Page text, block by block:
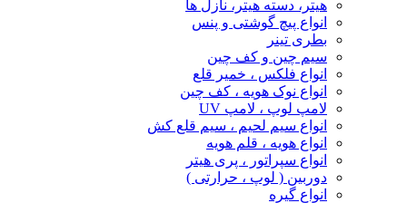
هیتر، دسته هیتر، نازل ها
انواع پیچ‌ گوشتی و پنس
بطری تینر
سیم چین و کف چین
انواع فلکس ، خمیر قلع
انواع نوک هویه ، کف چین
لامپ لوپ ، لامپ UV
انواع سیم لحیم ، سیم قلع کش
انواع هویه ، قلم هویه
انواع سپراتور ، پری هیتر
دوربین ( لوپ ، حرارتی )
انواع گیره